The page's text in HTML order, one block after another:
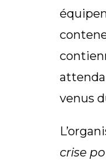
venus
crise